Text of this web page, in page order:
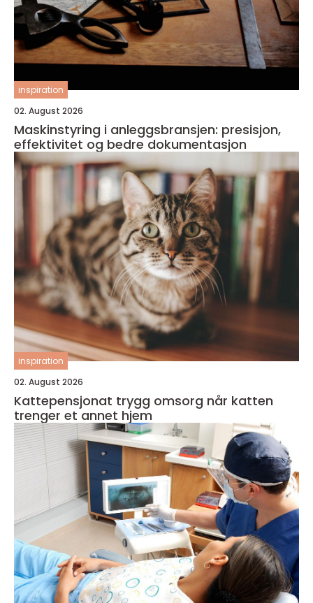
inspiration
02. August 2026
Maskinstyring i anleggsbransjen: presisjon,
effektivitet og bedre dokumentasjon
inspiration
02. August 2026
Kattepensjonat trygg omsorg når katten
trenger et annet hjem